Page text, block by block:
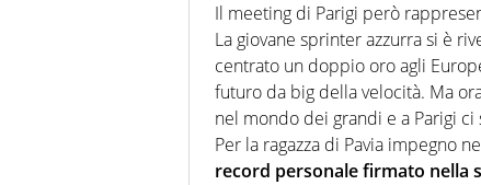
Il meeting di Parigi però
La giovane sprinter azzurra si è
centrato un doppio oro agli
futuro da big della velocità. Ma
nel mondo dei grandi e a Parigi
Per la ragazza di Pavia impegno
record personale firmato nella